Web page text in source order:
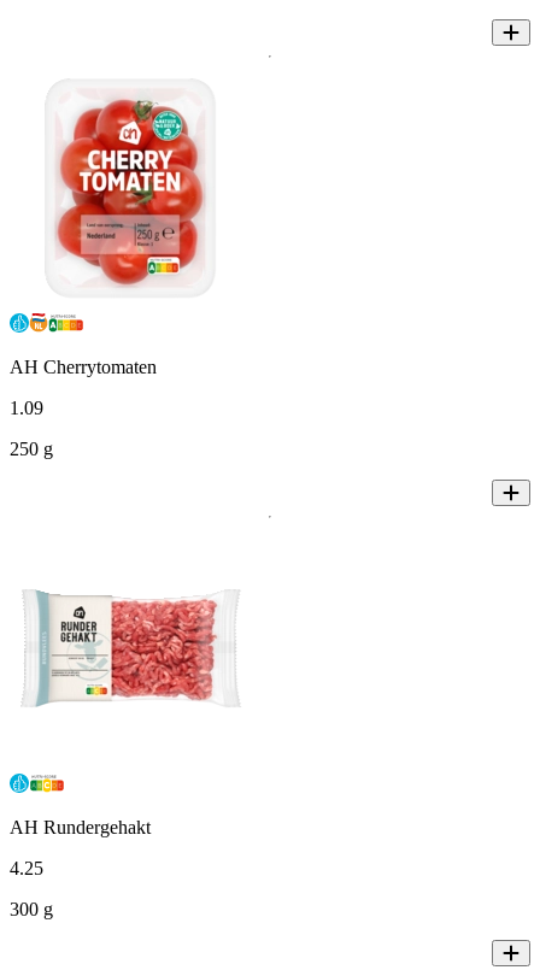
AH Cherrytomaten
1 .09
250 g
AH Rundergehakt
4.25
300 g